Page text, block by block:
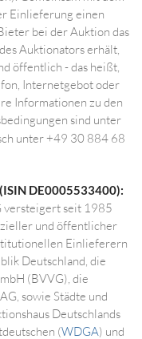
Einlieferung einen
bei der Auktion das
Auktionators erhält,
öffentlich - das heißt,
Internetgebot oder
Informationen zu den
sind unter
unter +49 30 884 68
DE0005533400):
versteigert seit 1985
und öffentlicher
Einlieferern
Deutschland, die
(BVVG), die
sowie Städte und
Deutschlands
(WDGA) und